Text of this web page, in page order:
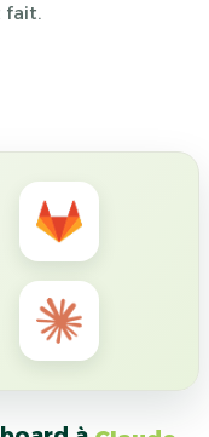
fait.